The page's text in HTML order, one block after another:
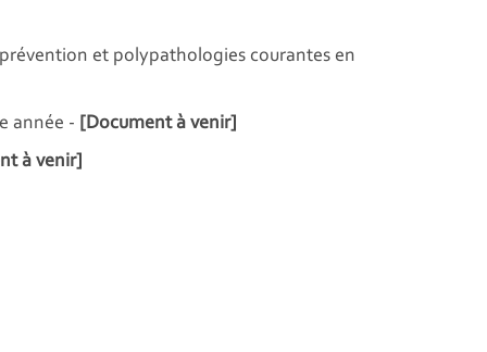
et polypathologies courantes en
année - [Document à venir]
à venir]